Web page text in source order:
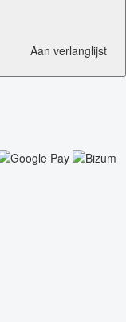
Aan verlanglijst